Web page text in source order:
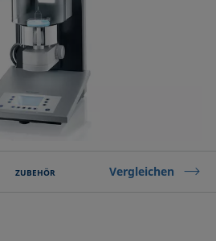
ZUBEHÖR Vergleichen